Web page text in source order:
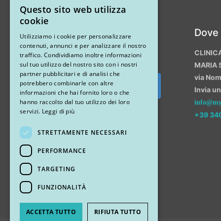
Instagram
Segui su Instagram
MARIA
via
Invia
+39
Questo sito web utilizza
cookie
Utilizziamo i cookie per personalizzare
contenuti, annunci e per analizzare il nostro
traffico. Condividiamo inoltre informazioni
sul tuo utilizzo del nostro sito con i nostri
partner pubblicitari e di analisi che
potrebbero combinarle con altre
informazioni che hai fornito loro o che
hanno raccolto dal tuo utilizzo dei loro
servizi. Leggi di più
STRETTAMENTE NECESSARI
PERFORMANCE
TARGETING
FUNZIONALITÀ
ACCETTA TUTTO RIFIUTA TUTTO